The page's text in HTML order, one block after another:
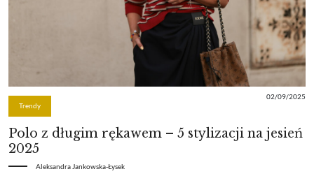
Trendy
02/09/2025
Polo z długim rękawem – 5 stylizacji na jesień
2025
Aleksandra Jankowska-Łysek